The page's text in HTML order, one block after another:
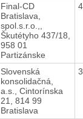
Final-CD
Bratislava,
spol.s.r.o.,,
Škutétyho 437/18,
958 01
Partizánske
Slovenská
konsolidačná,
a.s., Cintorínska
21, 814 99
Bratislava